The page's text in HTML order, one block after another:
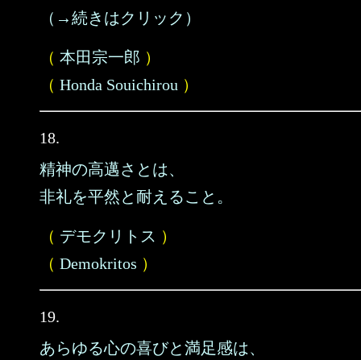
（→続きはクリック）
（ 本田宗一郎 ）
（ Honda Souichirou ）
18.
精神の高邁さとは、
非礼を平然と耐えること。
（ デモクリトス ）
（ Demokritos ）
19.
あらゆる心の喜びと満足感は、